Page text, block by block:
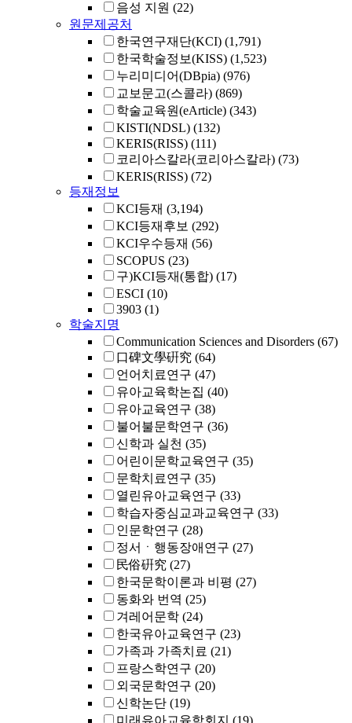
음성 지원 (22)
원문제공처
한국연구재단(KCI) (1,791)
한국학술정보(KISS) (1,523)
누리미디어(DBpia) (976)
교보문고(스콜라) (869)
학술교육원(eArticle) (343)
KISTI(NDSL) (132)
KERIS(RISS) (111)
코리아스칼라(코리아스칼라) (73)
KERIS(RISS) (72)
등재정보
KCI등재 (3,194)
KCI등재후보 (292)
KCI우수등재 (56)
SCOPUS (23)
구)KCI등재(통합) (17)
ESCI (10)
3903 (1)
학술지명
Communication Sciences and Disorders (67)
口碑文學硏究 (64)
언어치료연구 (47)
유아교육학논집 (40)
유아교육연구 (38)
불어불문학연구 (36)
신학과 실천 (35)
어린이문학교육연구 (35)
문학치료연구 (35)
열린유아교육연구 (33)
학습자중심교과교육연구 (33)
인문학연구 (28)
정서ㆍ행동장애연구 (27)
民俗硏究 (27)
한국문학이론과 비평 (27)
동화와 번역 (25)
겨레어문학 (24)
한국유아교육연구 (23)
가족과 가족치료 (21)
프랑스학연구 (20)
외국문학연구 (20)
신학논단 (19)
미래유아교육학회지 (19)